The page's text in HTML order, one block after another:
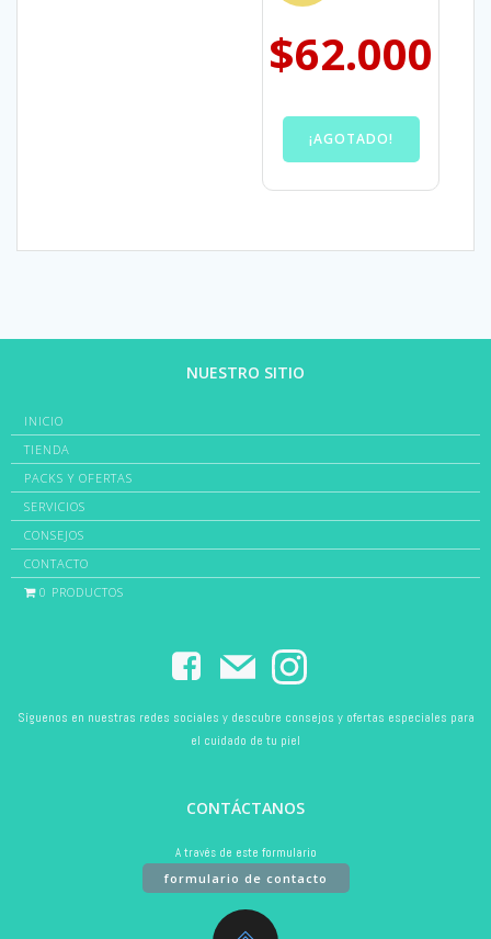
$62.000
¡AGOTADO!
NUESTRO SITIO
INICIO
TIENDA
PACKS Y OFERTAS
SERVICIOS
CONSEJOS
CONTACTO
0 PRODUCTOS
Síguenos en nuestras redes sociales y descubre consejos y ofertas especiales para
el cuidado de tu piel
CONTÁCTANOS
A través de este formulario
formulario de contacto